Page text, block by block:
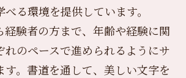
べる環境を提供しています。
経験者の方まで、年齢や経験に関
れのペースで進められるようにサ
す。書道を通して、美しい文字を